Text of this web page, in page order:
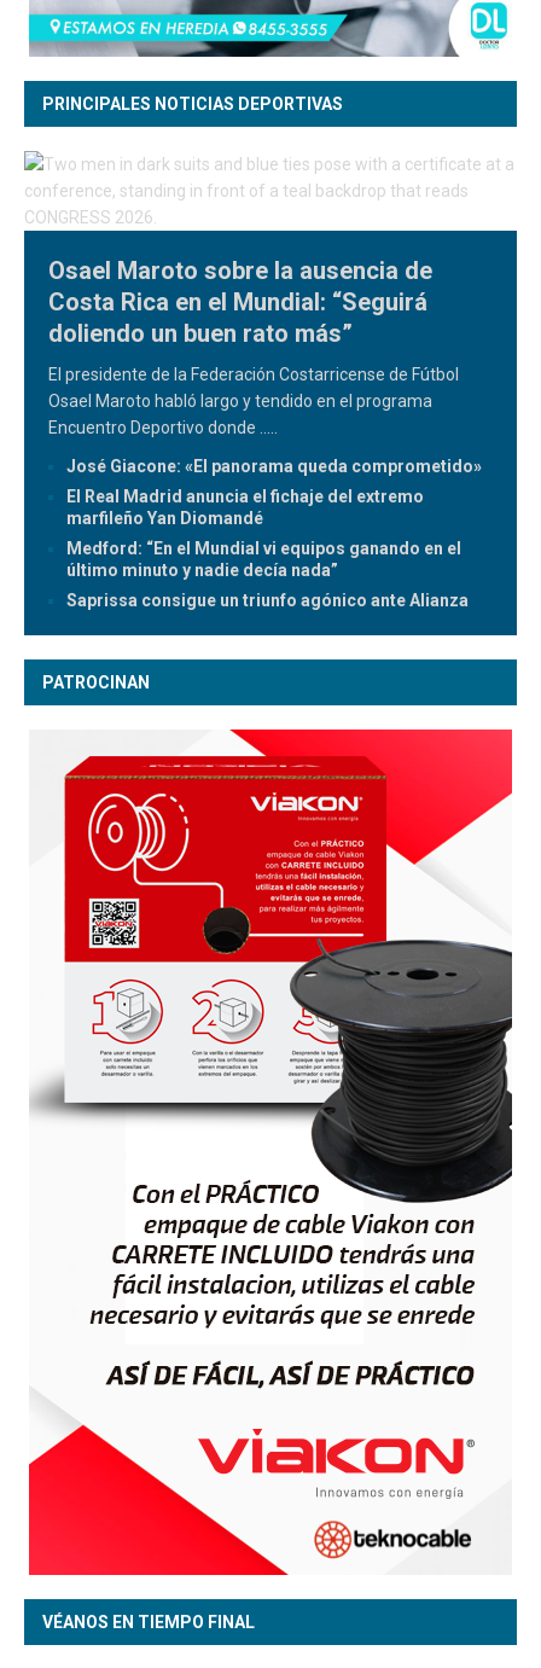
PRINCIPALES NOTICIAS DEPORTIVAS
Osael Maroto sobre la ausencia de
Costa Rica en el Mundial: “Seguirá
doliendo un buen rato más”
El presidente de la Federación Costarricense de Fútbol
Osael Maroto habló largo y tendido en el programa
Encuentro Deportivo donde
José Giacone: «El panorama queda comprometido»
El Real Madrid anuncia el fichaje del extremo
marfileño Yan Diomandé
Medford: “En el Mundial vi equipos ganando en el
último minuto y nadie decía nada”
Saprissa consigue un triunfo agónico ante Alianza
PATROCINAN
VÉANOS EN TIEMPO FINAL